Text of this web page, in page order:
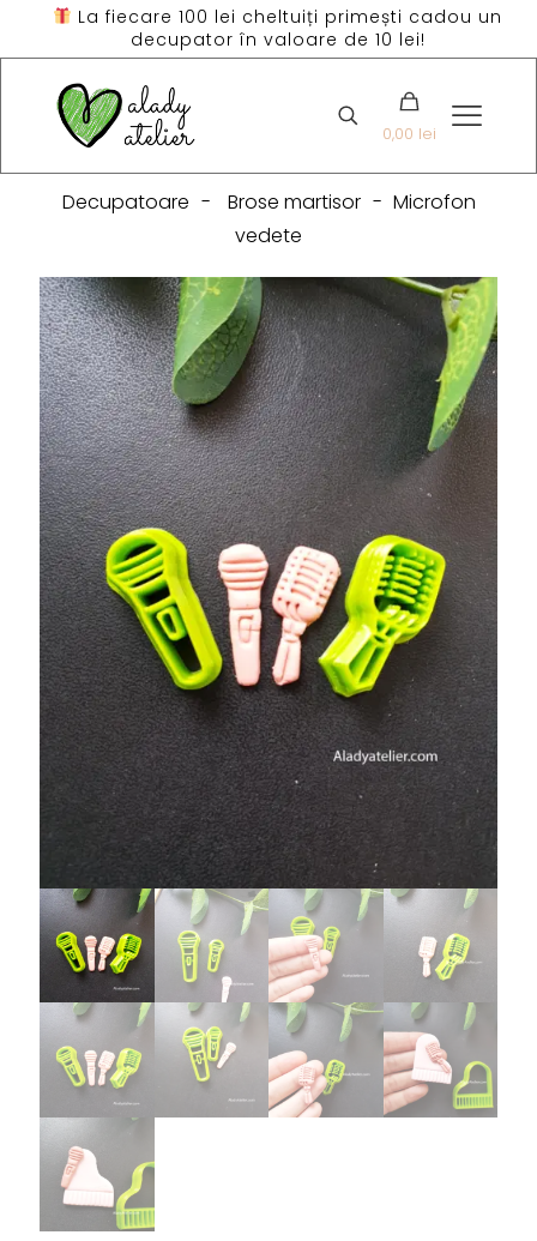
La fiecare 100 lei cheltuiți primești cadou un
decupator în valoare de 10 lei!
0,00 lei
Decupatoare - Brose martisor - Microfon
vedete